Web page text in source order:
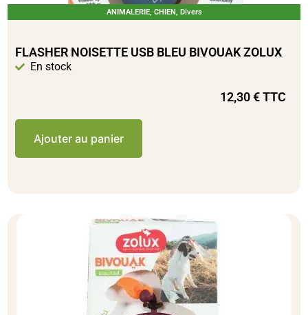
ANIMALERIE, CHIEN, Divers
FLASHER NOISETTE USB BLEU BIVOUAK ZOLUX
En stock
12,30€TTC
Ajouter au panier